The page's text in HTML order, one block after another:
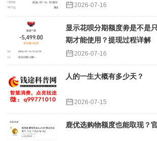
2026-07-16
显示花呗分期额度劵是不是
期才能使用？提现过程详解
2026-07-16
人的一生大概有多少天？
2026-07-15
鹿优选购物额度也能取现？